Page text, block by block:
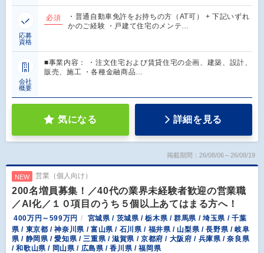
応募
資格
必須
・普通自動車免許をお持ちの方（AT可） + 下記いずれ
かのご経験 ・戸建て住宅のメンテ…
会社
概要
■事業内容： ・注文住宅および賃貸住宅の企画、建築、設計、
販売、施工 ・各種金融商品…
気になる 詳細を見る
掲載期間：26/08/06～26/08/19
NEW 営業（個人向け）
200名増員募集！／40代の業界未経験者歓迎の営業職
／AI化／１０項目のうち５個以上あてはまる方へ！
400万円～599万円
宮城県 / 茨城県 / 栃木県 / 群馬県 / 埼玉県 / 千葉
県 / 東京都 / 神奈川県 / 富山県 / 石川県 / 福井県 / 山梨県 / 長野県 / 岐阜
県 / 静岡県 / 愛知県 / 三重県 / 滋賀県 / 京都府 / 大阪府 / 兵庫県 / 奈良県
/ 和歌山県 / 岡山県 / 広島県 / 香川県 / 福岡県